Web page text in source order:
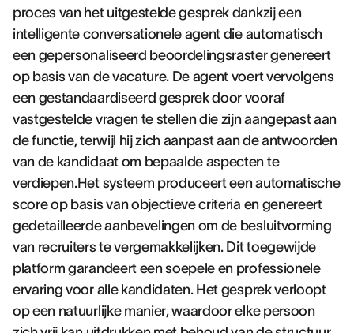
proces van het uitgestelde gesprek dankzij een
intelligente conversationele agent die automatisch
een gepersonaliseerd beoordelingsraster genereert
op basis van de vacature. De agent voert vervolgens
een gestandaardiseerd gesprek door vooraf
vastgestelde vragen te stellen die zijn aangepast aan
de functie, terwijl hij zich aanpast aan de antwoorden
van de kandidaat om bepaalde aspecten te
verdiepen.Het systeem produceert een automatische
score op basis van objectieve criteria en genereert
gedetailleerde aanbevelingen om de besluitvorming
van recruiters te vergemakkelijken. Dit toegewijde
platform garandeert een soepele en professionele
ervaring voor alle kandidaten. Het gesprek verloopt
op een natuurlijke manier, waardoor elke persoon